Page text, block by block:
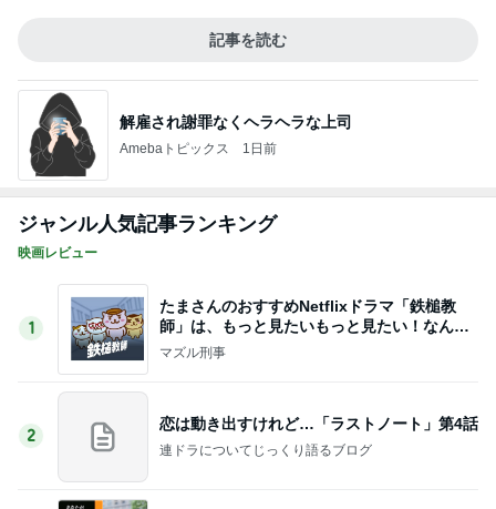
記事を読む
解雇され謝罪なくヘラヘラな上司
Amebaトピックス 1日前
ジャンル人気記事ランキング
映画レビュー
1
たまさんのおすすめNetflixドラマ「鉄槌教
師」は、もっと見たいもっと見たい！なんで1
0話完？
マズル刑事
2
恋は動き出すけれど…「ラストノート」第4話
連ドラについてじっくり語るブログ